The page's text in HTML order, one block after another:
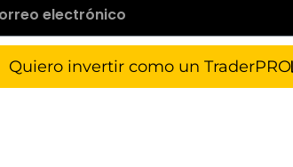
Quiero invertir como un TraderPRO